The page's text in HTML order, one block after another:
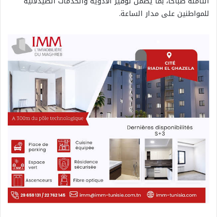
للمواطنين على مدار الساعة.